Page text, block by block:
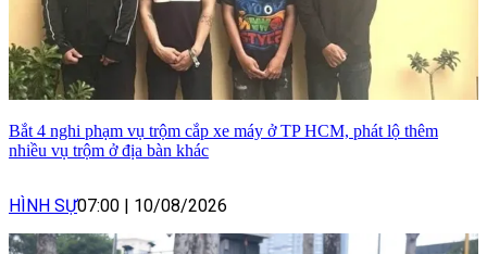
Bắt 4 nghi phạm vụ trộm cắp xe máy ở TP HCM, phát lộ thêm
nhiều vụ trộm ở địa bàn khác
HÌNH SỰ07:00 | 10/08/2026